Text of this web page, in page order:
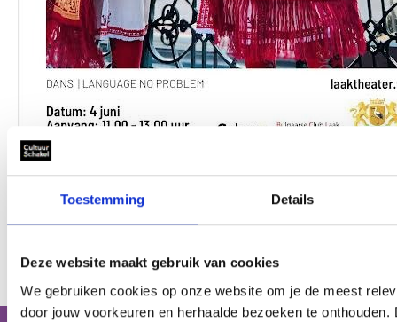
Toestemming Details
Deze website maakt gebruik van cookies
We gebruiken cookies op onze website om je de meest
door jouw voorkeuren en herhaalde bezoeken te onthouden.
Wil jij met jouw project ook in aanmerking komen
voorGeld voor je kunst!? Kijk dan wanneer de